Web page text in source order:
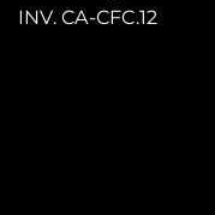
INV. CA-CFC.12